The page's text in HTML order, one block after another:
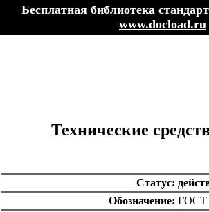
Бесплатная библиотека
www.docload.ru
Технические
Статус:
Обозначение: ГОСТ